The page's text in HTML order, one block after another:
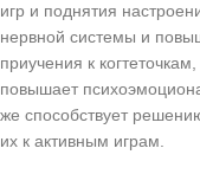
игр и поднятия
нервной системы и
приучения к
повышает
же способствует
их к активным играм.